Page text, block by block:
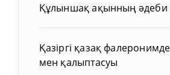
Құлыншақ ақынның әдеби
Қазіргі қазақ
мен қалыптасуы